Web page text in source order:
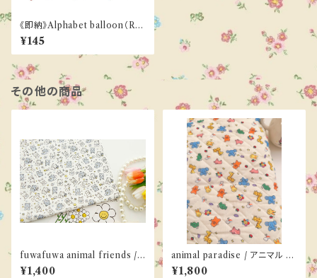
《即納》Alphabet balloon（Ro
se GOLD）
¥145
その他の商品
fuwafuwa animal friends /
アニマル
¥1,400
animal paradise / アニマル /
キルティング
¥1,800